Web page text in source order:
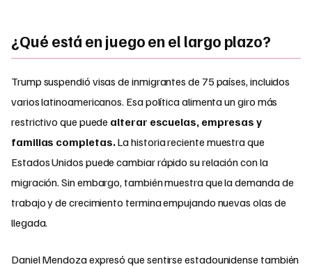
¿Qué está en juego en el largo plazo?
Trump suspendió visas de inmigrantes de 75 países, incluidos
varios latinoamericanos. Esa política alimenta un giro más
restrictivo que puede alterar escuelas, empresas y
familias completas.La historia reciente muestra que
Estados Unidos puede cambiar rápido su relación con la
migración. Sin embargo, también muestra que la demanda de
trabajo y de crecimiento termina empujando nuevas olas de
llegada.
Daniel Mendoza expresó que sentirse estadounidense también